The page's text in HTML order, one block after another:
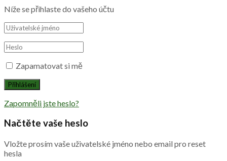
Níže se přihlaste do vašeho účtu
Zapamatovat si mě
Zapomněli jste heslo?
Načtěte vaše heslo
Vložte prosím vaše uživatelské jméno nebo email pro reset
hesla